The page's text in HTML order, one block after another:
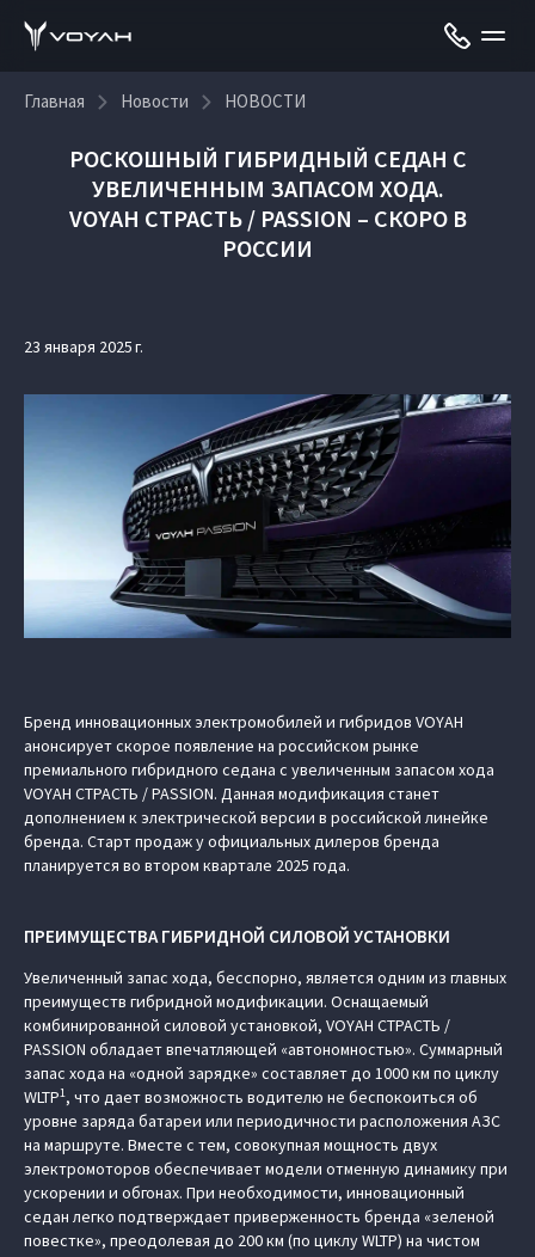
Главная Новости НОВОСТИ
РОСКОШНЫЙ ГИБРИДНЫЙ СЕДАН С
УВЕЛИЧЕННЫМ ЗАПАСОМ ХОДА.
VOYAH СТРАСТЬ / PASSION – СКОРО В
РОССИИ
23 января 2025 г.
Бренд инновационных электромобилей и гибридов VOYAH
анонсирует скорое появление на российском рынке
премиального гибридного седана с увеличенным запасом хода
VOYAH СТРАСТЬ / PASSION. Данная модификация станет
дополнением к электрической версии в российской линейке
бренда. Старт продаж у официальных дилеров бренда
планируется во втором квартале 2025 года.
ПРЕИМУЩЕСТВА ГИБРИДНОЙ СИЛОВОЙ УСТАНОВКИ
Увеличенный запас хода, бесспорно, является одним из главных
преимуществ гибридной модификации. Оснащаемый
комбинированной силовой установкой, VOYAH СТРАСТЬ /
PASSION обладает впечатляющей «автономностью». Суммарный
запас хода на «одной зарядке» составляет до 1000 км по циклу
WLTP1, что дает возможность водителю не беспокоиться об
уровне заряда батареи или периодичности расположения АЗС
на маршруте. Вместе с тем, совокупная мощность двух
электромоторов обеспечивает модели отменную динамику при
ускорении и обгонах. При необходимости, инновационный
седан легко подтверждает приверженность бренда «зеленой
повестке», преодолевая до 200 км (по циклу WLTP) на чистом